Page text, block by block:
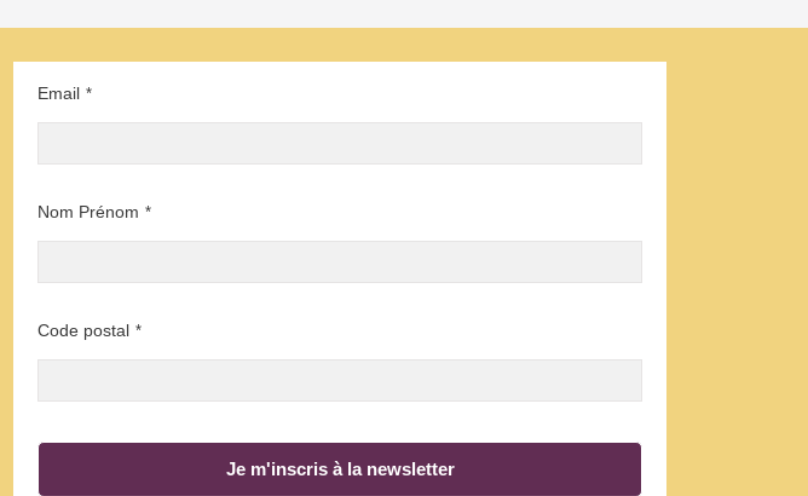
Email *
Nom Prénom *
Code postal *
Je m'inscris à la newsletter